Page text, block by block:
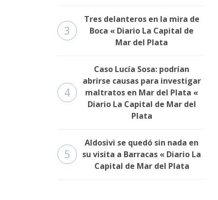
3
Tres delanteros en la mira de
Boca « Diario La Capital de
Mar del Plata
4
Caso Lucía Sosa: podrían
abrirse causas para investigar
maltratos en Mar del Plata «
Diario La Capital de Mar del
Plata
5
Aldosivi se quedó sin nada en
su visita a Barracas « Diario La
Capital de Mar del Plata